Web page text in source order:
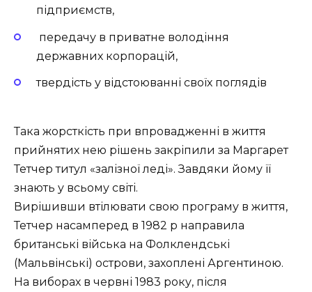
підприємств,
передачу в приватне володіння
державних корпорацій,
твердість у відстоюванні своїх поглядів
Така жорсткість при впровадженні в життя
прийнятих нею рішень закріпили за Маргарет
Тетчер титул «залізної леді». Завдяки йому її
знають у всьому світі.
Вирішивши втілювати свою програму в життя,
Тетчер насамперед в 1982 р направила
британські війська на Фолклендські
(Мальвінські) острови, захоплені Аргентиною.
На виборах в червні 1983 року, після